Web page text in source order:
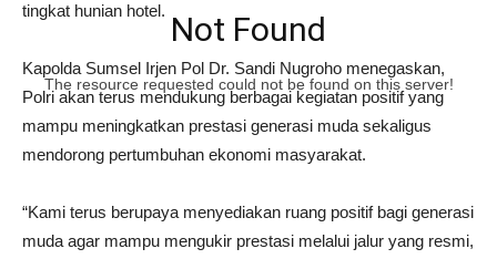
tingkat hunian hotel.
Kapolda Sumsel Irjen Pol Dr. Sandi Nugroho menegaskan,
Polri akan terus mendukung berbagai kegiatan positif yang
mampu meningkatkan prestasi generasi muda sekaligus
mendorong pertumbuhan ekonomi masyarakat.
“Kami terus berupaya menyediakan ruang positif bagi generasi
muda agar mampu mengukir prestasi melalui jalur yang resmi,
Not Found
The resource requested could not be found on this server!